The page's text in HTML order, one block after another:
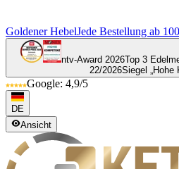
Goldener HebelJede Bestellung ab
ntv-Award 2026Top 3
22/2026Siegel „Hohe
Google: 4,9/5
DE
Ansicht